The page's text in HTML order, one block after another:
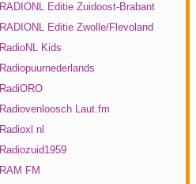
RADIONL Editie Zuidoost-Brabant
RADIONL Editie Zwolle/Flevoland
RadioNL Kids
Radiopuurnederlands
RadiORO
Radiovenloosch Laut.fm
Radioxl nl
Radiozuid1959
RAM FM